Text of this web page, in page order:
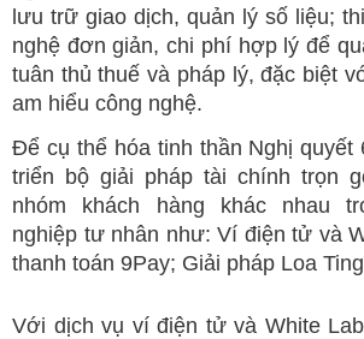
lưu trữ giao dịch, quản lý số liệu;
nghệ đơn giản, chi phí hợp lý để
tuân thủ thuế và pháp lý, đặc biệt
am hiểu công nghệ.
Để cụ thể hóa tinh thần Nghị quyết
triển bộ giải pháp tài chính trọn
nhóm khách hàng khác nhau
nghiệp tư nhân như: Ví điện tử và
thanh toán 9Pay; Giải pháp Loa
Với dịch vụ ví điện tử và White